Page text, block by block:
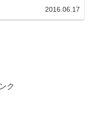
2016.06.17
ク